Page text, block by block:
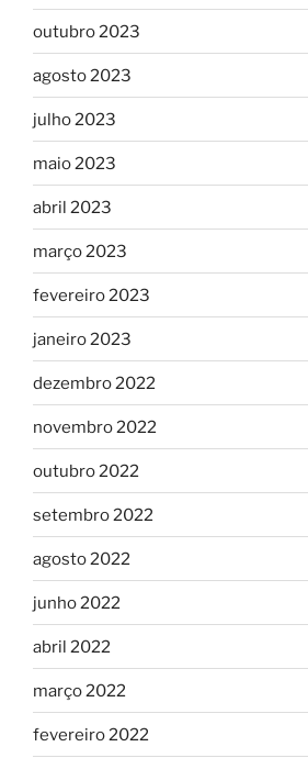
outubro 2023
agosto 2023
julho 2023
maio 2023
abril 2023
março 2023
fevereiro 2023
janeiro 2023
dezembro 2022
novembro 2022
outubro 2022
setembro 2022
agosto 2022
junho 2022
abril 2022
março 2022
fevereiro 2022